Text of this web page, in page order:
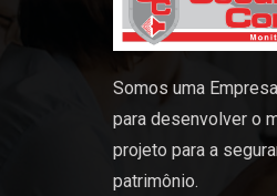
Somos uma
para desenvolver o
projeto para a
patrimônio.